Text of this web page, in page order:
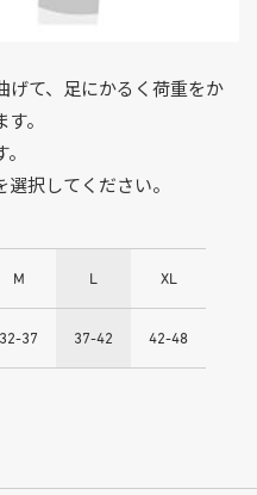
げて、足にかるく荷重をか
。
択してください。
M L XL
32-37 37-42 42-48